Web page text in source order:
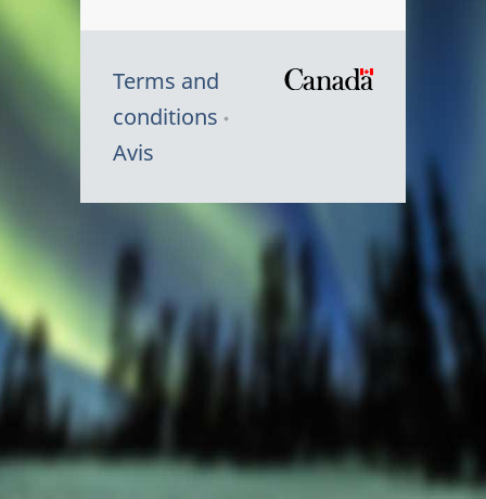
Terms and
conditions
Avis
Canada